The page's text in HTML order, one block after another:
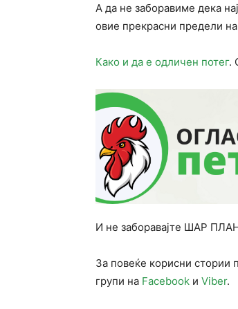
А да не заборавиме дека
овие прекрасни предели
Како и да е одличен потег.
И не заборавајте ШАР
За повеќе корисни стории
групи на Facebook и Viber.